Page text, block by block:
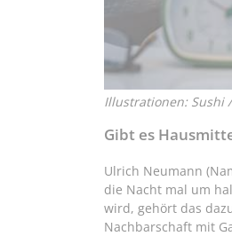
Illustrationen: Sushi
Gibt es
Ulrich Neumann
die Nacht mal um
wird, gehört das
Nachbarschaft mit